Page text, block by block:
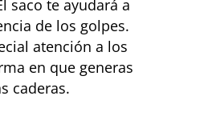
saco te ayudará a
de los golpes.
atención a los
en que generas
caderas.